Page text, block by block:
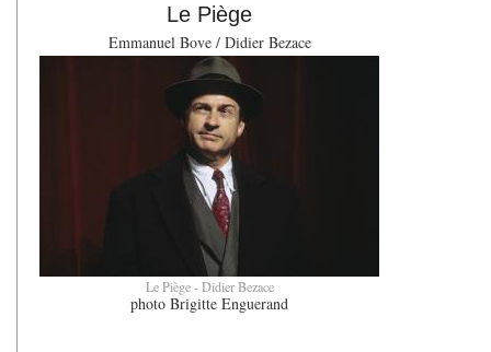
Le Piège
Emmanuel Bove / Didier Bezace
Le Piège - Didier Bezace
photo Brigitte Enguerand